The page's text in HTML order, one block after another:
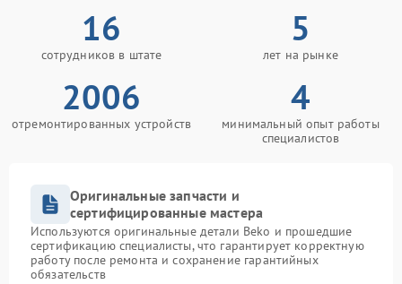
16
сотрудников в штате
5
лет на рынке
2006
отремонтированных устройств
4
минимальный опыт работы
специалистов
Оригинальные запчасти и
сертифицированные мастера
Используются оригинальные детали Beko и прошедшие
сертификацию специалисты, что гарантирует корректную
работу после ремонта и сохранение гарантийных
обязательств